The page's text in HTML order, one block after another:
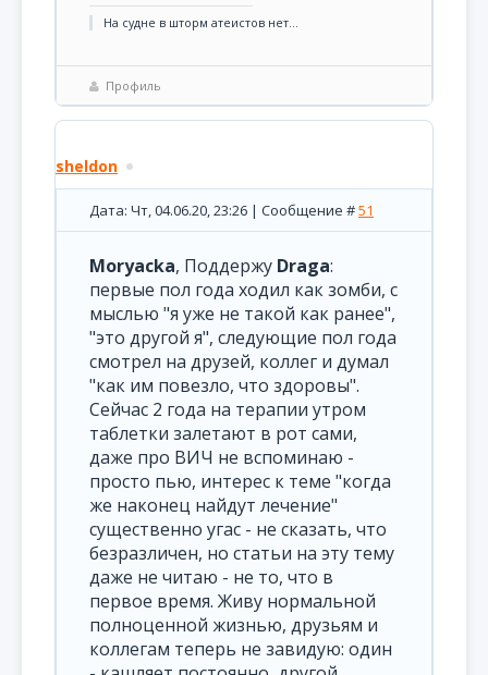
На судне в шторм атеистов нет...
Профиль
sheldon
Дата: Чт, 04.06.20, 23:26 | Сообщение #51
Moryacka, Поддержу Draga:
первые пол года ходил как зомби, с
мыслью "я уже не такой как ранее",
"это другой я", следующие пол года
смотрел на друзей, коллег и думал
"как им повезло, что здоровы".
Сейчас 2 года на терапии утром
таблетки залетают в рот сами,
даже про ВИЧ не вспоминаю -
просто пью, интерес к теме "когда
же наконец найдут лечение"
существенно угас - не сказать, что
безразличен, но статьи на эту тему
даже не читаю - не то, что в
первое время. Живу нормальной
полноценной жизнью, друзьям и
коллегам теперь не завидую: один